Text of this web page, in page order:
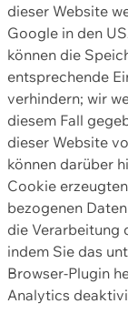
dieser Website
Google in den
können die
entsprechende
verhindern; wir
diesem Fall
dieser Website
können darüber
Cookie
bezogenen
die Verarbeitung
indem Sie das
Browser-Plugin
Analytics